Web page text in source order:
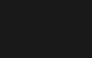
nueva ventana)